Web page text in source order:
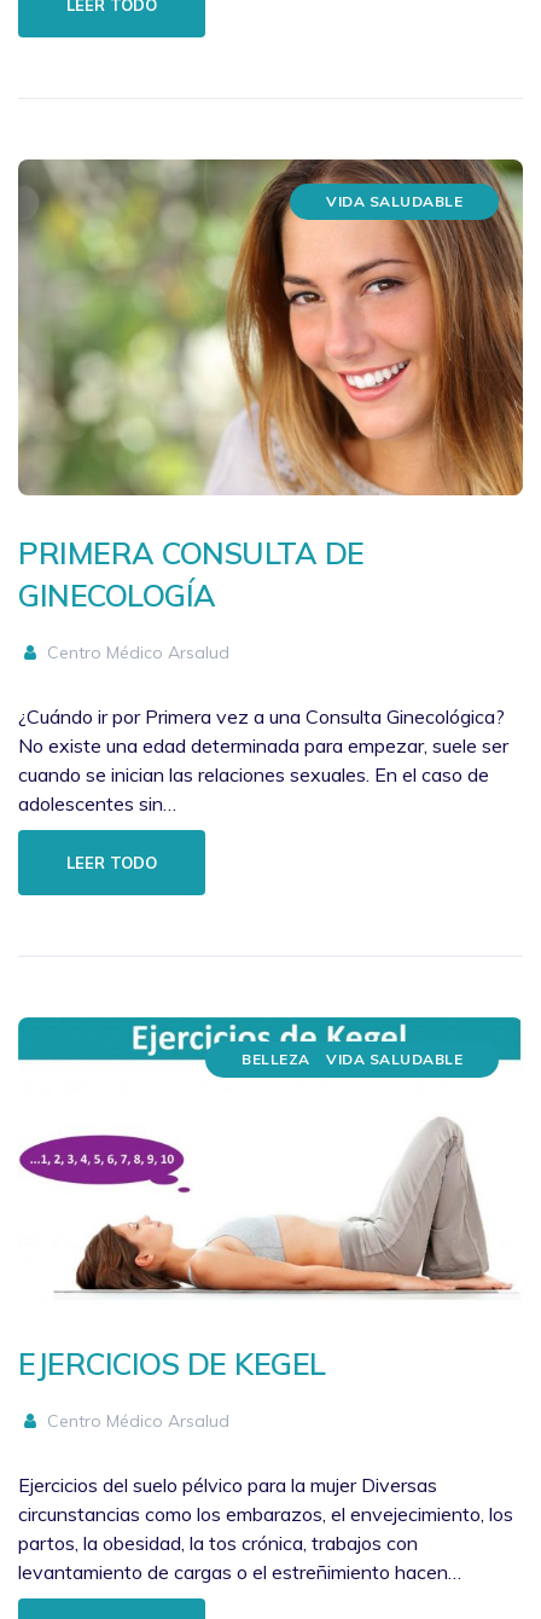
LEER TODO
VIDA SALUDABLE
PRIMERA CONSULTA DE
GINECOLOGÍA
Centro Médico Arsalud
¿Cuándo ir por Primera vez a una Consulta Ginecológica?
No existe una edad determinada para empezar, suele ser
cuando se inician las relaciones sexuales. En el caso de
adolescentes sin…
LEER TODO
BELLEZA VIDA SALUDABLE
EJERCICIOS DE KEGEL
Centro Médico Arsalud
Ejercicios del suelo pélvico para la mujer Diversas
circunstancias como los embarazos, el envejecimiento, los
partos, la obesidad, la tos crónica, trabajos con
levantamiento de cargas o el estreñimiento hacen…